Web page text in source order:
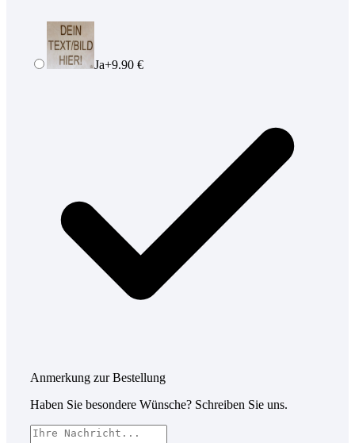
Ja+9.90 €
Anmerkung zur Bestellung
Haben Sie besondere Wünsche? Schreiben Sie uns.